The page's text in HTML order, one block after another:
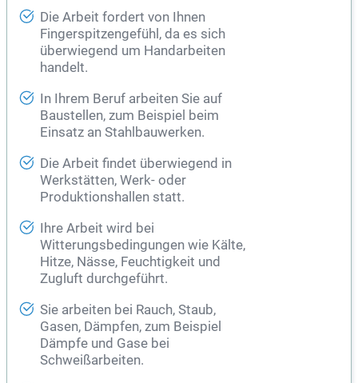
Die Arbeit fordert von Ihnen
Fingerspitzengefühl, da es sich
überwiegend um Handarbeiten
handelt.
In Ihrem Beruf arbeiten Sie auf
Baustellen, zum Beispiel beim
Einsatz an Stahlbauwerken.
Die Arbeit findet überwiegend in
Werkstätten, Werk- oder
Produktionshallen statt.
Ihre Arbeit wird bei
Witterungsbedingungen wie Kälte,
Hitze, Nässe, Feuchtigkeit und
Zugluft durchgeführt.
Sie arbeiten bei Rauch, Staub,
Gasen, Dämpfen, zum Beispiel
Dämpfe und Gase bei
Schweißarbeiten.